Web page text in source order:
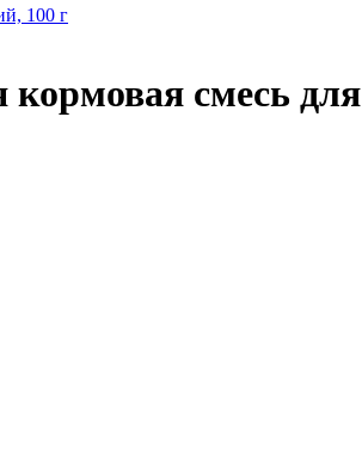
кормовая смесь для